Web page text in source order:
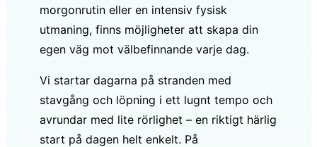
morgonrutin eller en intensiv fysisk
utmaning, finns möjligheter att skapa din
egen väg mot välbefinnande varje dag.
Vi startar dagarna på stranden med
stavgång och löpning i ett lugnt tempo och
avrundar med lite rörlighet – en riktigt härlig
start på dagen helt enkelt. På